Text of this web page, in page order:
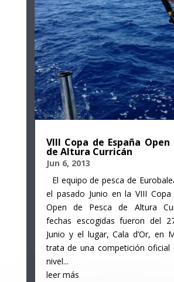
VIII Copa de España Open
de Altura Curricán
Jun 6, 2013
El equipo de pesca de
el pasado Junio en la VIII Copa
Open de Pesca de Altura
fechas escogidas fueron del
Junio y el lugar, Cala d’Or, en
trata de una competición oficial
nivel...
leer más